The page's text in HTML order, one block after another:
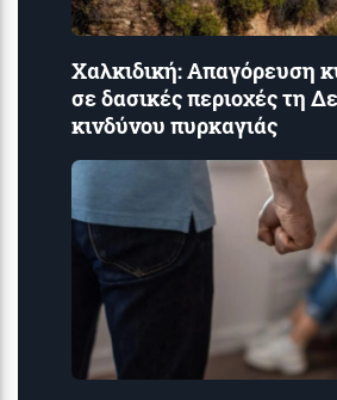
Χαλκιδική: Απαγόρευση
σε δασικές περιοχές τη
κινδύνου πυρκαγιάς